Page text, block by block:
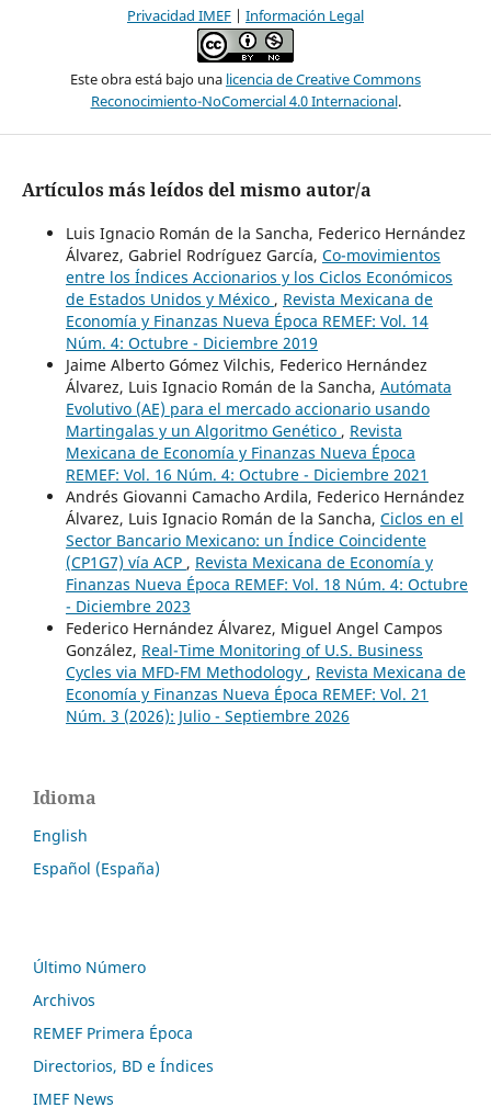
Privacidad IMEF | Información Legal
Este obra está bajo una licencia de Creative Commons
Reconocimiento-NoComercial 4.0 Internacional.
Artículos más leídos del mismo autor/a
Luis Ignacio Román de la Sancha, Federico Hernández
Álvarez, Gabriel Rodríguez García, Co-movimientos
entre los Índices Accionarios y los Ciclos Económicos
de Estados Unidos y México , Revista Mexicana de
Economía y Finanzas Nueva Época REMEF: Vol. 14
Núm. 4: Octubre - Diciembre 2019
Jaime Alberto Gómez Vilchis, Federico Hernández
Álvarez, Luis Ignacio Román de la Sancha, Autómata
Evolutivo (AE) para el mercado accionario usando
Martingalas y un Algoritmo Genético , Revista
Mexicana de Economía y Finanzas Nueva Época
REMEF: Vol. 16 Núm. 4: Octubre - Diciembre 2021
Andrés Giovanni Camacho Ardila, Federico Hernández
Álvarez, Luis Ignacio Román de la Sancha, Ciclos en el
Sector Bancario Mexicano: un Índice Coincidente
(CP1G7) vía ACP , Revista Mexicana de Economía y
Finanzas Nueva Época REMEF: Vol. 18 Núm. 4: Octubre
- Diciembre 2023
Federico Hernández Álvarez, Miguel Angel Campos
González, Real-Time Monitoring of U.S. Business
Cycles via MFD-FM Methodology , Revista Mexicana de
Economía y Finanzas Nueva Época REMEF: Vol. 21
Núm. 3 (2026): Julio - Septiembre 2026
Idioma
English
Español (España)
Último Número
Archivos
REMEF Primera Época
Directorios, BD e Índices
IMEF News